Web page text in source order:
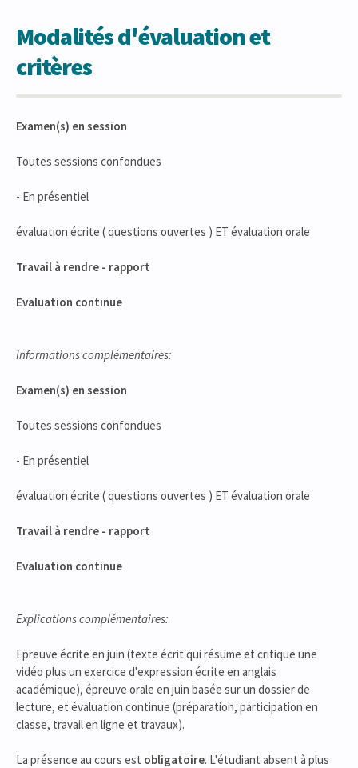
Modalités d'évaluation et
critères
Examen(s) en session
Toutes sessions confondues
- En présentiel
évaluation écrite ( questions ouvertes ) ET évaluation orale
Travail à rendre - rapport
Evaluation continue
Informations complémentaires:
Examen(s) en session
Toutes sessions confondues
- En présentiel
évaluation écrite ( questions ouvertes ) ET évaluation orale
Travail à rendre - rapport
Evaluation continue
Explications complémentaires:
Epreuve écrite en juin (texte écrit qui résume et critique une
vidéo plus un exercice d'expression écrite en anglais
académique), épreuve orale en juin basée sur un dossier de
lecture, et évaluation continue (préparation, participation en
classe, travail en ligne et travaux).
La présence au cours est obligatoire. L'étudiant absent à plus